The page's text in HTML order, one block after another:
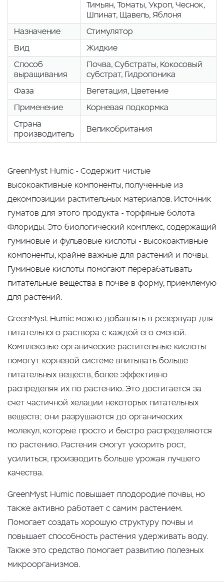
Тимьян, Томаты, Укроп, Чеснок,
Шпинат, Щавель, Яблоня
Назначение
Стимулятор
Вид
Жидкие
Способ
выращивания
Почва, Cубстраты, Кокосовый
субстрат, Гидропоника
Фаза
Вегетация, Цветение
Применение
Корневая подкормка
Страна
производитель
Великобритания
GreenMyst Humic - Содержит чистые
высокоактивные компоненты, полученные из
декомпозиции растительных материалов. Источник
гуматов для этого продукта - торфяные болота
Флориды. Это биологический комплекс, содержащий
гуминовые и фульвовые кислоты - высокоактивные
компоненты, крайне важные для растений и почвы.
Гуминовые кислоты помогают перерабатывать
питательные вещества в почве в форму, приемлемую
для растений.
GreenMyst Humic можно добавлять в резервуар для
питательного раствора с каждой его сменой.
Комплексные органические растительные кислоты
помогут корневой системе впитывать больше
питательных веществ, более эффективно
распределяя их по растению. Это достигается за
счет частичной хелации некоторых питательных
веществ; они разрушаются до органических
молекул, которые просто и быстро распределяются
по растению. Растения смогут ускорить рост,
усилиться, производить больше урожая лучшего
качества.
GreenMyst Humic повышает плодородие почвы, но
также активно работает с самим растением.
Помогает создать хорошую структуру почвы и
повышает способность растения удерживать воду.
Также это средство помогает развитию полезных
микроорганизмов.